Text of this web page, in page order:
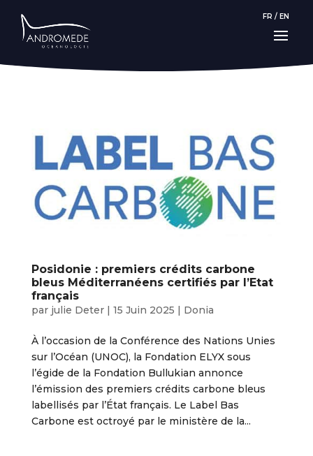
FR / EN
Posidonie : premiers crédits carbone
bleus Méditerranéens certifiés par l’Etat
français
par julie Deter| 15 Juin 2025 | Donia
À l’occasion de la Conférence des Nations Unies
sur l’Océan (UNOC), la Fondation ELYX sous
l’égide de la Fondation Bullukian annonce
l’émission des premiers crédits carbone bleus
labellisés par l’État français. Le Label Bas
Carbone est octroyé par le ministère de la...